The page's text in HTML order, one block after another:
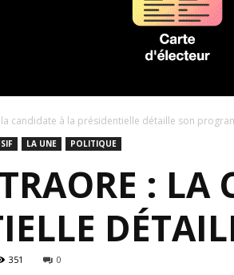
: la candidate à la présidentielle détaille son
LA UNE POLITIQUE
: LA
351 0